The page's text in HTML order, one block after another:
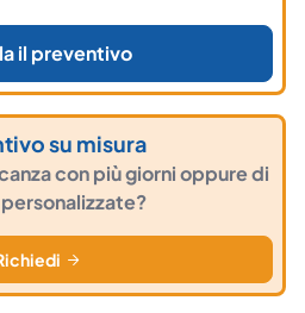
il preventivo
su misura
con più giorni oppure di